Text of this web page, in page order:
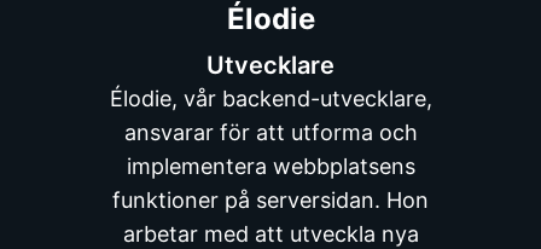
Élodie
Utvecklare
Élodie, vår backend-utvecklare,
ansvarar för att utforma och
implementera webbplatsens
funktioner på serversidan. Hon
arbetar med att utveckla nya